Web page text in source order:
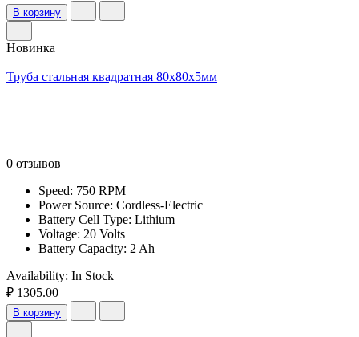
В корзину
Новинка
Труба стальная квадратная 80х80х5мм
0 отзывов
Speed: 750 RPM
Power Source: Cordless-Electric
Battery Cell Type: Lithium
Voltage: 20 Volts
Battery Capacity: 2 Ah
Availability: In Stock
₽ 1305.00
В корзину